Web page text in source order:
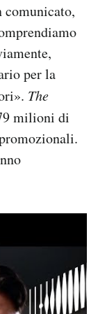
per la
The
milioni di